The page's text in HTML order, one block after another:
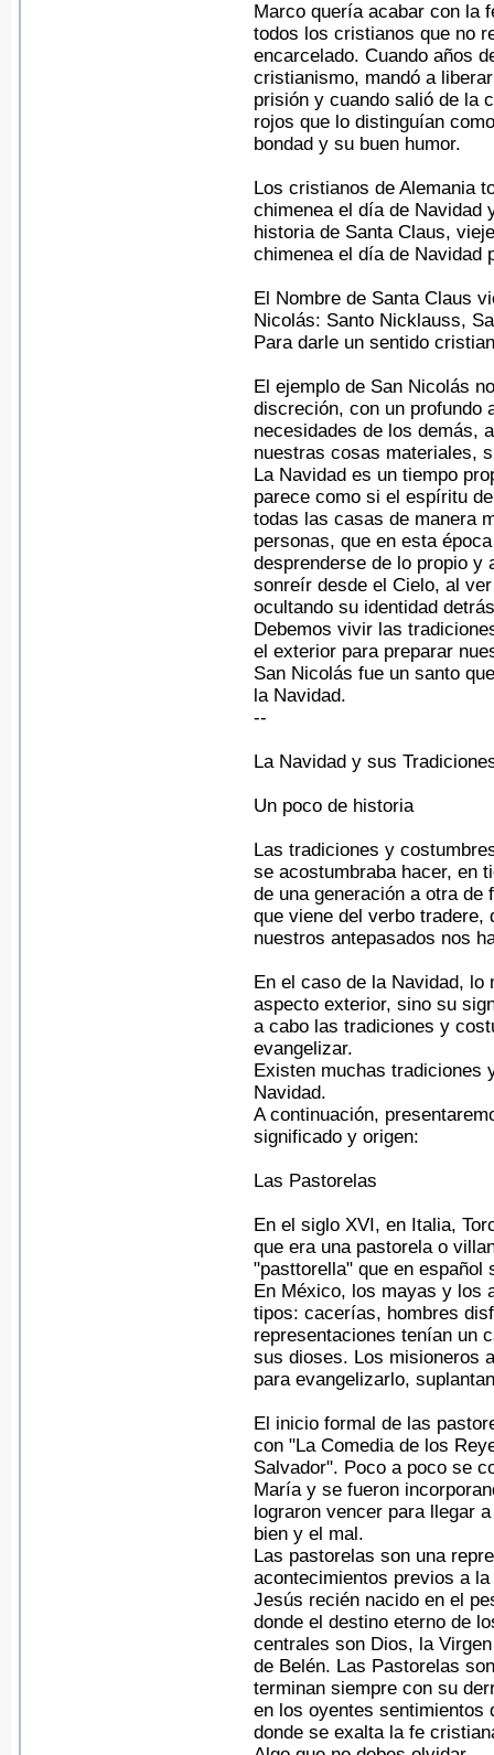
Marco quería acabar con la
todos los cristianos que no
encarcelado. Cuando años
cristianismo, mandó a
prisión y cuando salió de la
rojos que lo distinguían
bondad y su buen humor.
Los cristianos de Alemania
chimenea el día de Navidad
historia de Santa Claus,
chimenea el día de Navidad
El Nombre de Santa Claus
Nicolás: Santo Nicklauss,
Para darle un sentido
El ejemplo de San Nicolás
discreción, con un profundo
necesidades de los demás,
nuestras cosas materiales,
La Navidad es un tiempo
parece como si el espíritu
todas las casas de manera
personas, que en esta
desprenderse de lo propio y
sonreír desde el Cielo, al
ocultando su identidad
Debemos vivir las
el exterior para preparar
San Nicolás fue un santo
la Navidad.
--
La Navidad y sus
Un poco de historia
Las tradiciones y
se acostumbraba hacer, en
de una generación a otra
que viene del verbo
nuestros antepasados nos
En el caso de la Navidad,
aspecto exterior, sino su
a cabo las tradiciones y
evangelizar.
Existen muchas tradiciones
Navidad.
A continuación,
significado y origen:
Las Pastorelas
En el siglo XVI, en Italia,
que era una pastorela o
"pasttorella" que en español
En México, los mayas y los
tipos: cacerías, hombres
representaciones tenían un
sus dioses. Los misioneros
para evangelizarlo,
El inicio formal de las
con "La Comedia de los
Salvador". Poco a poco se
María y se fueron
lograron vencer para llegar
bien y el mal.
Las pastorelas son una
acontecimientos previos a
Jesús recién nacido en el
donde el destino eterno de
centrales son Dios, la
de Belén. Las Pastorelas
terminan siempre con su
en los oyentes sentimientos
donde se exalta la fe